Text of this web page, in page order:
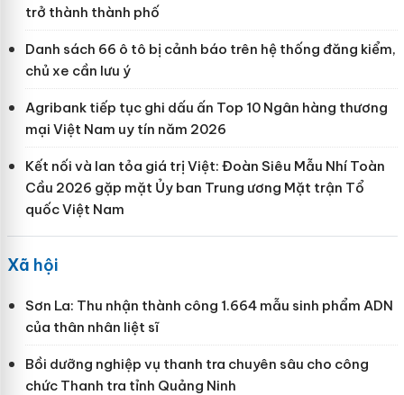
trở thành thành phố
Danh sách 66 ô tô bị cảnh báo trên hệ thống đăng kiểm,
chủ xe cần lưu ý
Agribank tiếp tục ghi dấu ấn Top 10 Ngân hàng thương
mại Việt Nam uy tín năm 2026
Kết nối và lan tỏa giá trị Việt: Đoàn Siêu Mẫu Nhí Toàn
Cầu 2026 gặp mặt Ủy ban Trung ương Mặt trận Tổ
quốc Việt Nam
Xã hội
Sơn La: Thu nhận thành công 1.664 mẫu sinh phẩm ADN
của thân nhân liệt sĩ
Bồi dưỡng nghiệp vụ thanh tra chuyên sâu cho công
chức Thanh tra tỉnh Quảng Ninh